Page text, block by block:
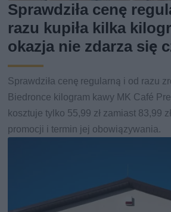
Sprawdziła cenę
razu kupiła kilka
okazja nie zdarza się
Sprawdziła cenę regularną i od razu
Biedronce kilogram kawy MK Café
kosztuje tylko 55,99 zł zamiast 83,99
promocji i termin jej obowiązywania.